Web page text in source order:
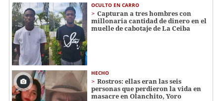
OCULTO EN CARRO
Capturan a tres hombres con
millonaria cantidad de dinero en el
muelle de cabotaje de La Ceiba
HECHO
Rostros: ellas eran las seis
personas que perdieron la vida en
masacre en Olanchito, Yoro